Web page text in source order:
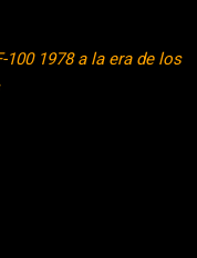
1978 a la era de los